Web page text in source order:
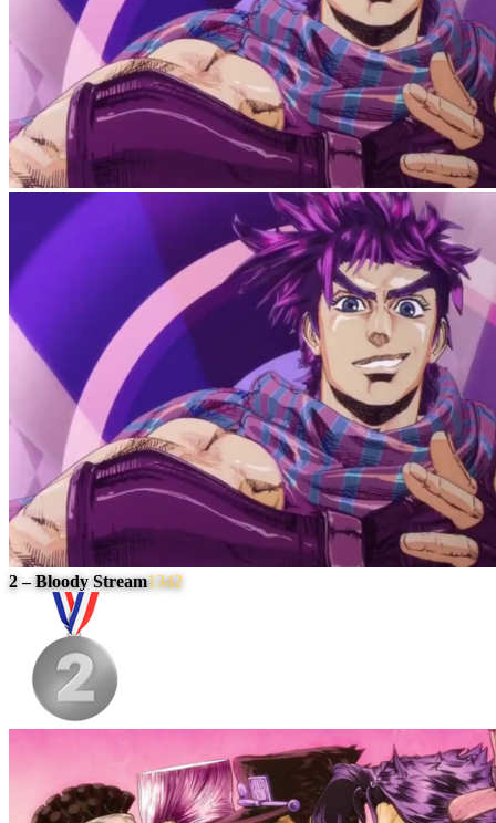
2 – Bloody Stream1342